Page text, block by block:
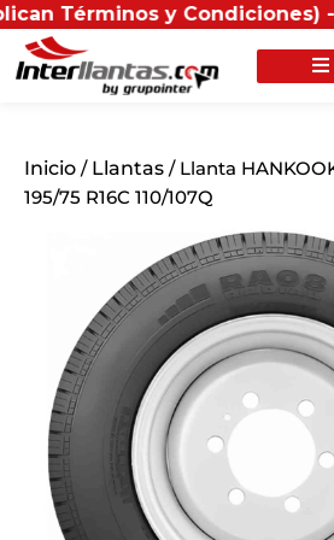
y Condiciones) -
Inicio / Llantas / Llanta
195/75 R16C 110/107Q